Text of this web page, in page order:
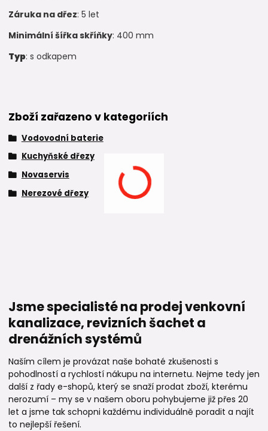
Záruka na dřez: 5 let
Minimální šířka skříňky: 400 mm
Typ: s odkapem
Zboží zařazeno v kategoriích
Vodovodní baterie
Kuchyňské dřezy
Novaservis
Nerezové dřezy
Jsme specialisté na prodej venkovní
kanalizace, revizních šachet a
drenážních systémů
Naším cílem je provázat naše bohaté zkušenosti s
pohodlností a rychlostí nákupu na internetu. Nejme tedy jen
další z řady e-shopů, který se snaží prodat zboží, kterému
nerozumí – my se v našem oboru pohybujeme již přes 20
let a jsme tak schopni každému individuálně poradit a najít
to nejlepší řešení.